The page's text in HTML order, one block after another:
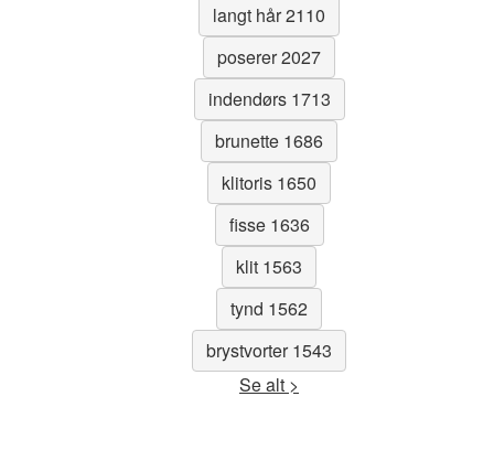
langt hår 2110
poserer 2027
indendørs 1713
brunette 1686
klitoris 1650
fisse 1636
klit 1563
tynd 1562
brystvorter 1543
Se alt >